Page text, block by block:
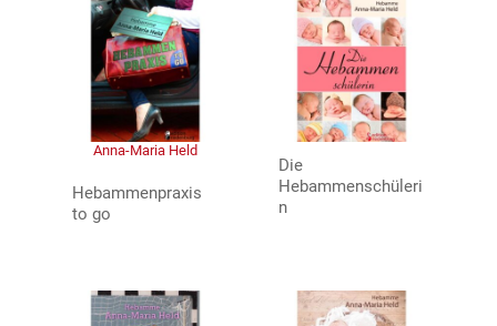
Anna-Maria Held
Hebammenpraxis
to go
Die
Hebammenschüleri
n